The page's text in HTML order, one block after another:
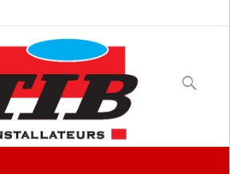
to
content
Zoeken
naar: